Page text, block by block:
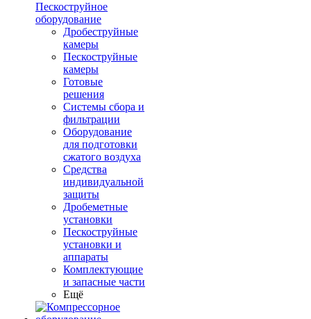
Пескоструйное
оборудование
Дробеструйные
камеры
Пескоструйные
камеры
Готовые
решения
Системы сбора и
фильтрации
Оборудование
для подготовки
сжатого воздуха
Средства
индивидуальной
защиты
Дробеметные
установки
Пескоструйные
установки и
аппараты
Комплектующие
и запасные части
Ещё